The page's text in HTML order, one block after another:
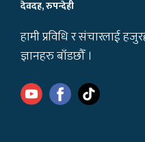
देवदह, रुपन्देही
हामी प्रविधि र संचारलाई
ज्ञानहरु बाँडछौँ ।